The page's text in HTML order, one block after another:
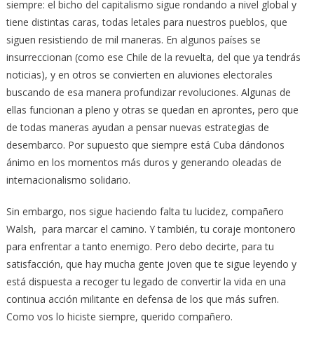
siempre: el bicho del capitalismo sigue rondando a nivel global y
tiene distintas caras, todas letales para nuestros pueblos, que
siguen resistiendo de mil maneras. En algunos países se
insurreccionan (como ese Chile de la revuelta, del que ya tendrás
noticias), y en otros se convierten en aluviones electorales
buscando de esa manera profundizar revoluciones. Algunas de
ellas funcionan a pleno y otras se quedan en aprontes, pero que
de todas maneras ayudan a pensar nuevas estrategias de
desembarco. Por supuesto que siempre está Cuba dándonos
ánimo en los momentos más duros y generando oleadas de
internacionalismo solidario.
Sin embargo, nos sigue haciendo falta tu lucidez, compañero
Walsh, para marcar el camino. Y también, tu coraje montonero
para enfrentar a tanto enemigo. Pero debo decirte, para tu
satisfacción, que hay mucha gente joven que te sigue leyendo y
está dispuesta a recoger tu legado de convertir la vida en una
continua acción militante en defensa de los que más sufren.
Como vos lo hiciste siempre, querido compañero.